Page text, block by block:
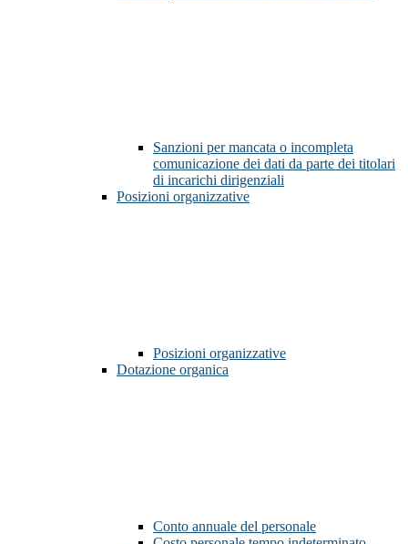
Sanzioni per mancata o incompleta
comunicazione dei dati da parte dei titolari
di incarichi dirigenziali
Posizioni organizzative
Posizioni organizzative
Dotazione organica
Conto annuale del personale